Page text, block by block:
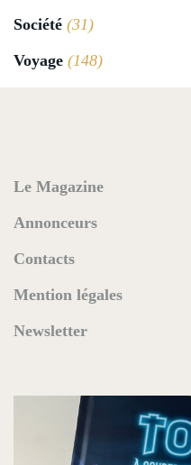
Société (31)
Voyage (148)
Le Magazine
Annonceurs
Contacts
Mention légales
Newsletter